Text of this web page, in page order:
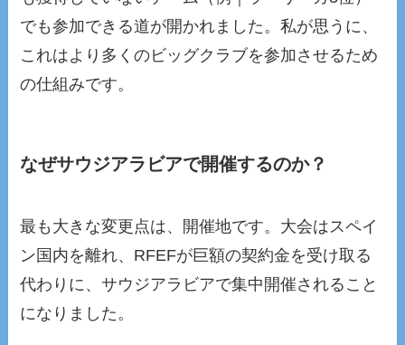
でも参加できる道が開かれました。私が思うに、
これはより多くのビッグクラブを参加させるため
の仕組みです。
なぜサウジアラビアで開催するのか？
最も大きな変更点は、開催地です。大会はスペイ
ン国内を離れ、RFEFが巨額の契約金を受け取る
代わりに、サウジアラビアで集中開催されること
になりました。